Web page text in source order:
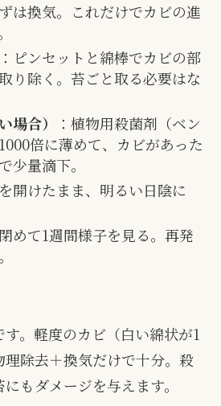
は換気。これだけでカビの進
ピンセットと綿棒でカビの部
り除く。苔ごと取る必要はな
場合）
：植物用殺菌剤（ベン
倍に薄めて、カビがあった
少量滴下。
開けたまま、明るい日陰に
めて1週間様子を見る。再発
す。軽度のカビ（白い綿状が1
除去＋換気だけで十分。殺
もダメージを与えます。